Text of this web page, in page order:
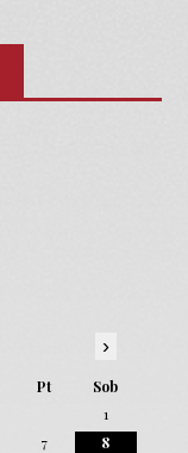
›
Pt
Sob
1
7
8